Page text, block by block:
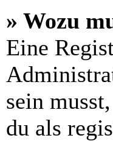
» Wozu
Eine
sein
du als